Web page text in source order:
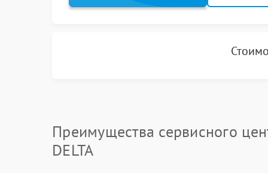
Преимущества сервисного
DELTA